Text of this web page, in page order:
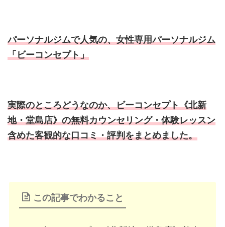
パーソナルジムで人気の、女性専用パーソナルジム
「ビーコンセプト」
実際のところどうなのか、ビーコンセプト《北新
地・堂島店》の無料カウンセリング・体験レッスン
含めた客観的な口コミ・評判をまとめました。
この記事でわかること